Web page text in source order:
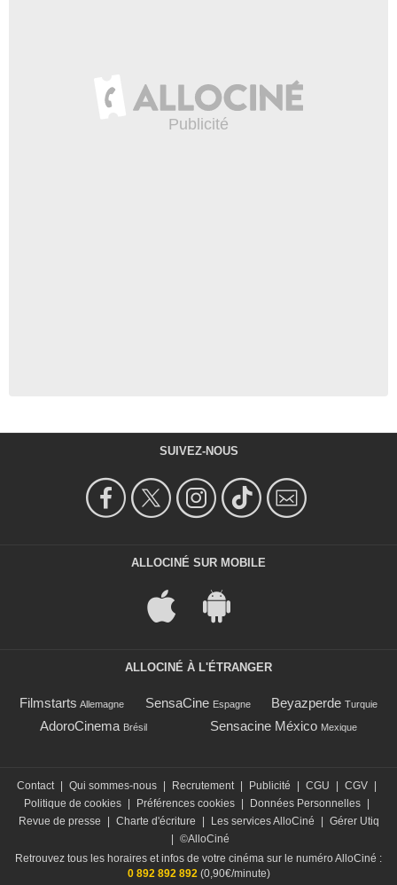
SUIVEZ-NOUS
ALLOCINÉ SUR MOBILE
ALLOCINÉ À L'ÉTRANGER
Filmstarts Allemagne SensaCine Espagne Beyazperde Turquie
AdoroCinema Brésil Sensacine México Mexique
Contact Qui sommes-nous Recrutement Publicité CGU CGV
Politique de cookies
Préférences cookies Données Personnelles
Revue de presse
Charte d'écriture Les services AlloCiné
Gérer Utiq
©AlloCiné
Retrouvez tous les horaires et infos de votre cinéma sur le numéro AlloCiné :
0 892 892 892(0,90€/minute)